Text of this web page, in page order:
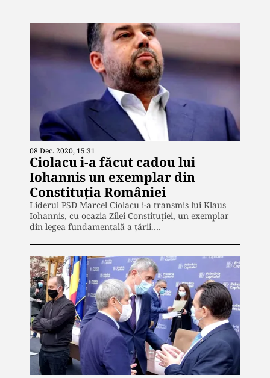
08 Dec. 2020, 15:31
Ciolacu i-a făcut cadou lui
Iohannis un exemplar din
Constituția României
Liderul PSD Marcel Ciolacu i-a transmis lui Klaus
Iohannis, cu ocazia Zilei Constituției, un exemplar
din legea fundamentală a țării.…